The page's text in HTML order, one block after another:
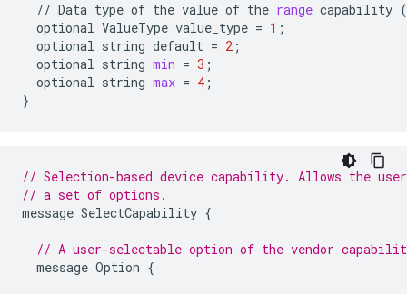
// Data type of the value of the range capability (
optional ValueType value_type = 1 ;
optional string default = 2 ;
optional string min = 3 ;
optional string max = 4 ;
}
// Selection-based device capability. Allows the
// a set of options.
message SelectCapability {
// A user-selectable option of the vendor
message Option {